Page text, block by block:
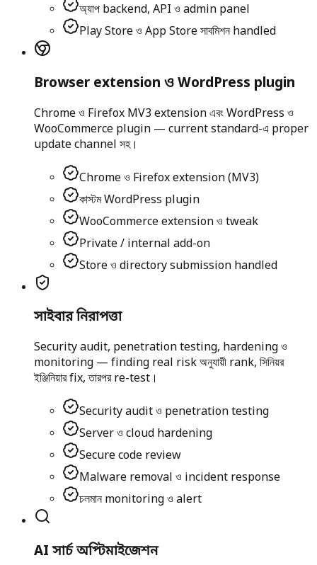
অ্যাপ backend, API ও admin panel
Play Store ও App Store সাবমিশন handled
Browser extension ও WordPress plugin
Chrome ও Firefox MV3 extension এবং WordPress ও
WooCommerce plugin — current standard-এ proper
update channel সহ।
Chrome ও Firefox extension (MV3)
কাস্টম WordPress plugin
WooCommerce extension ও tweak
Private / internal add-on
Store ও directory submission handled
সাইবার নিরাপত্তা
Security audit, penetration testing, hardening ও
monitoring — finding real risk অনুযায়ী rank, সিনিয়র
ইঞ্জিনিয়ার fix, তারপর re-test।
Security audit ও penetration testing
Server ও cloud hardening
Secure code review
Malware removal ও incident response
চলমান monitoring ও alert
AI সার্চ অপ্টিমাইজেশন